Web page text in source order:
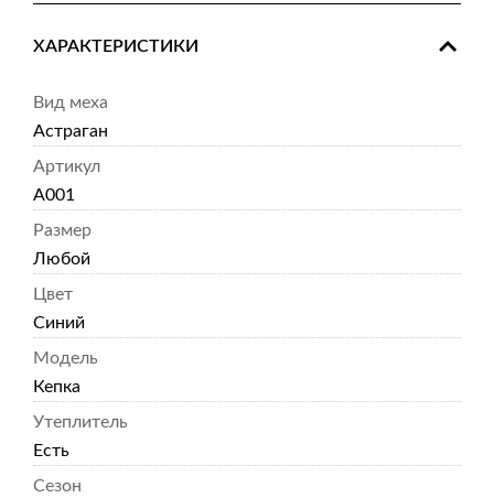
ХАРАКТЕРИСТИКИ
Вид меха
Астраган
Артикул
А001
Размер
Любой
Цвет
Синий
Модель
Кепка
Утеплитель
Есть
Сезон